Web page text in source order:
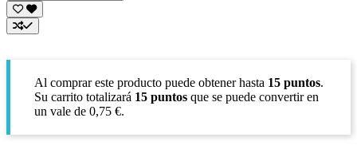
Al comprar este producto puede obtener hasta 15 puntos.
Su carrito totalizará 15 puntos que se puede convertir en
un vale de 0,75 €.